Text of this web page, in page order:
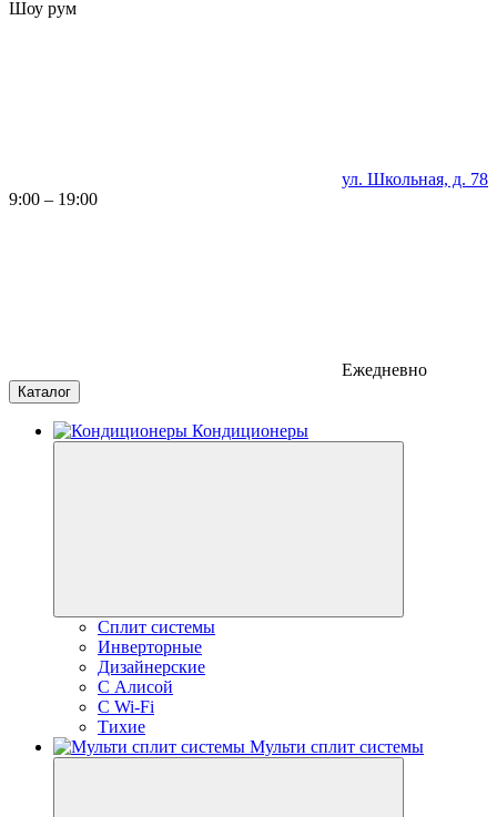
Шоу рум
ул. Школьная, д. 78
9:00 – 19:00
Ежедневно
Каталог
Кондиционеры
Сплит системы
Инверторные
Дизайнерские
С Алисой
C Wi-Fi
Тихие
Мульти сплит системы